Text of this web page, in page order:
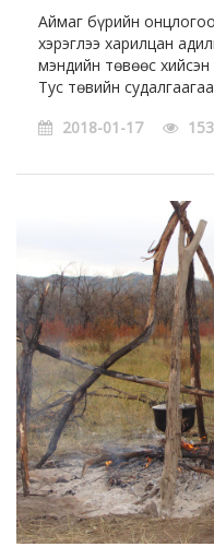
Аймаг бүрийн
хэрэглээ харилцан
мэндийн төвөөс
Тус төвийн
2018-01-17